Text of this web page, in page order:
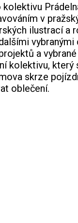
v
ilustrací a
a
kolektivu,
skrze
oblečení.